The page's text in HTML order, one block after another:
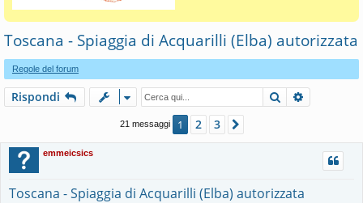
Toscana - Spiaggia di Acquarilli (Elba) autorizzata
Regole del forum
Rispondi Cerca
21 messaggi 1 2 3
emmeicsics
Toscana - Spiaggia di Acquarilli (Elba) autorizzata